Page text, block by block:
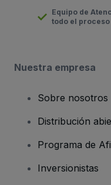
Equipo de
todo el proceso
Nuestra empresa
Sobre nosotros
Distribución
Programa de
Inversionistas